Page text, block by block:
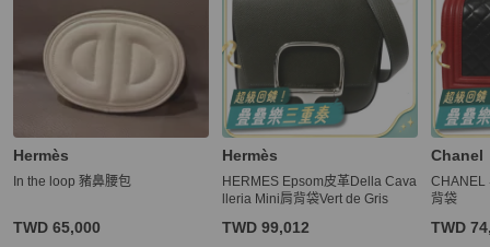
Hermès
In the loop 豬鼻腰包
TWD 65,000
Hermès
HERMES Epsom皮革Della Cava
lleria Mini肩背袋Vert de Gris
TWD 99,012
Chanel
CHANEL
背袋
TWD